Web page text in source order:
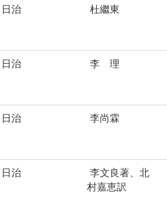
日治 杜繼東
日治 李 理
日治 李尚霖
日治
李文良著、北
村嘉恵訳